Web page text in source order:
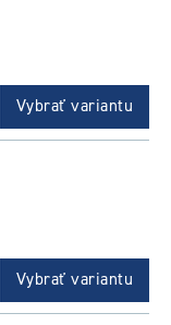
Vybrať variantu
Vybrať variantu